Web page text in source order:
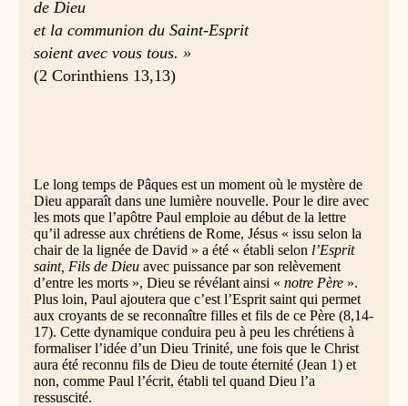
de Dieu
et la communion du Saint-Esprit
soient avec vous tous. »
(2 Corinthiens 13,13)
Le long temps de Pâques est un moment où le mystère de
Dieu apparaît dans une lumière nouvelle. Pour le dire avec
les mots que l’apôtre Paul emploie au début de la lettre
qu’il adresse aux chrétiens de Rome, Jésus « issu selon la
chair de la lignée de David » a été « établi selon l’Esprit
saint, Fils de Dieuavec puissance par son relèvement
d’entre les morts », Dieu se révélant ainsi « notre Père».
Plus loin, Paul ajoutera que c’est l’Esprit saint qui permet
aux croyants de se reconnaître filles et fils de ce Père (8,14-
17). Cette dynamique conduira peu à peu les chrétiens à
formaliser l’idée d’un Dieu Trinité, une fois que le Christ
aura été reconnu fils de Dieu de toute éternité (Jean 1) et
non, comme Paul l’écrit, établi tel quand Dieu l’a
ressuscité.